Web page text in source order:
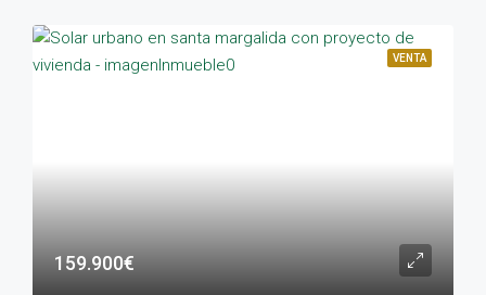
VENTA
159.900€